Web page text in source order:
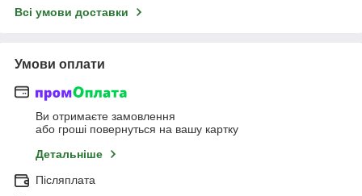
Всі умови доставки
Умови оплати
Ви отримаєте замовлення
або гроші повернуться на вашу картку
Детальніше
Післяплата